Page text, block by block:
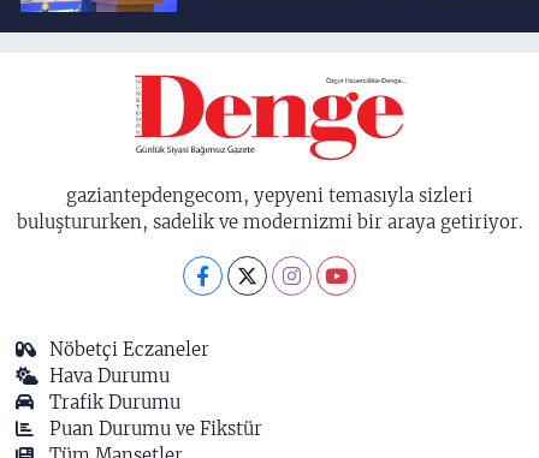
birisidir'
gaziantepdengecom, yepyeni temasıyla sizleri
buluştururken, sadelik ve modernizmi bir araya getiriyor.
Nöbetçi Eczaneler
Hava Durumu
Trafik Durumu
Puan Durumu ve Fikstür